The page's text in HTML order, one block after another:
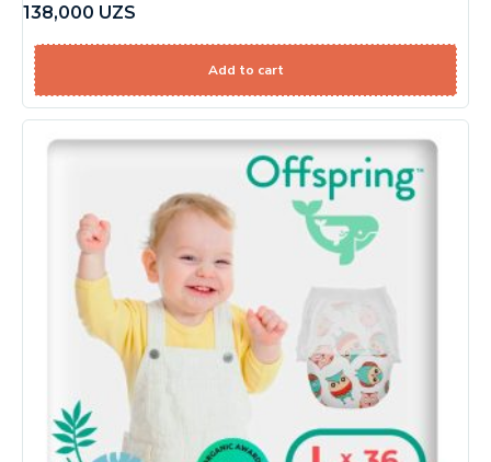
138,000 UZS
Add to cart